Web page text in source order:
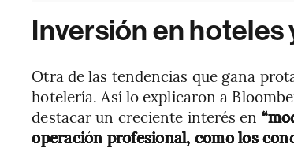
Inversión en hoteles
Otra de las tendencias que gana
hotelería. Así lo explicaron a
destacar un creciente interés en
operación profesional, como los